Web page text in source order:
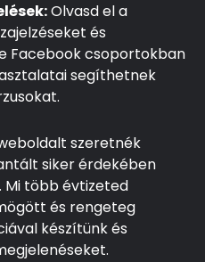
Olvasd el a
és
Facebook csoportokban
segíthetnek
szeretnék
siker érdekében
Mi több évtizeted
és rengeteg
készítünk és